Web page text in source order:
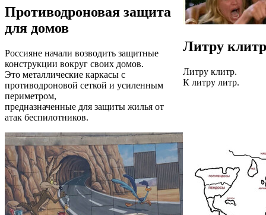
Противодроновая защита
для домов
Россияне начали возводить защитные
конструкции вокруг своих домов.
Это металлические каркасы с
противодроновой сеткой и усиленным
периметром,
предназначенные для защиты жилья от
атак беспилотников.
Литру клитр
Литру клитр.
К литру литр.